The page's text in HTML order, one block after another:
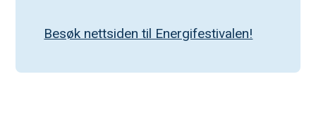
Besøk nettsiden til Energifestivalen!